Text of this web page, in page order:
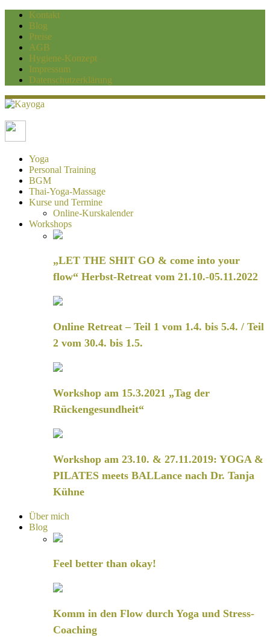
Kontakt
Blog
Preise
AGB
Hygiene-Konzept
Impressum
Datenschutzerklärung
Kayoga
Yoga und Personaltraining Duisburg
Yoga
Personal Training
BGM
Thai-Yoga-Massage
Kurse und Termine
Online-Kurskalender
Workshops
„LET THE SHIT GO & come into your
flow“ Herbst-Retreat vom 21.10.-05.11.2022
Online Retreat – Teil 1 vom 1.4. bis 5.4. / Teil
2 vom 30.4. bis 1.5.
Workshop am 15.3.2021 „Tag der
Rückengesundheit“
Workshop am 23.10. & 27.11.2019: YOGA &
PILATES meets BALLance nach Dr. Tanja
Kühne
Über mich
Blog
Feel better than okay!
Komm in den Flow durch Yoga und Stress-
Coaching